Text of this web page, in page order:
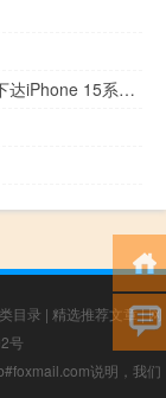
DIGITIMES Research：苹果8月已向供应链下达iPhone 15系列下半年订单 总数8000-9000万部
目录 | 精选推荐文章|网
号
说明，我们